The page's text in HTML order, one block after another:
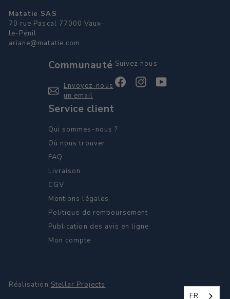
Matatie SAS
70 rue Pascal 77000 Vaux-
le-Pénil
ariane@matatie.com
Communauté
Envoyez-nous
un email
Suivez nous
FacebookInstagram
Service client
Qui sommes-nous ?
Où nous trouver
FAQ
Livraison
CGV
Mentions légales
Politique de remboursement
Publication des avis en ligne
Mon compte
Réalisation Stellar Projects
FR